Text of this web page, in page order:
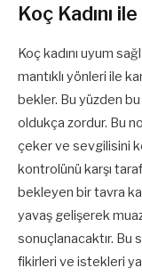
Koç Kadını
Koç kadını uyum
mantıklı yönleri ile
bekler. Bu yüzden
oldukça zordur. Bu
çeker ve sevgilisini
kontrolünü karşı
bekleyen bir tavra
yavaş gelişerek
sonuçlanacaktır. Bu
fikirleri ve istekleri